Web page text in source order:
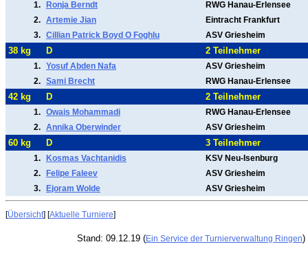
1. Ronja Berndt
RWG Hanau-Erlensee
2. Artemie Jian
Eintracht Frankfurt
3. Cillian Patrick Boyd O Foghlu ASV Griesheim
38 kg D 2 Teilnehmer
1. Yosuf Abden Nafa
ASV Griesheim
2. Sami Brecht RWG Hanau-Erlensee
42 kg D 2 Teilnehmer
1. Owais Mohammadi
RWG Hanau-Erlensee
2. Annika Oberwinder ASV Griesheim
60 kg D 3 Teilnehmer
1. Kosmas Vachtanidis
KSV Neu-Isenburg
2.
Felipe Faleev
ASV Griesheim
3.
Ejoram Wolde ASV Griesheim
[Übersicht] [Aktuelle Turniere]
Stand: 09.12.19 (Ein Service der Turnierverwaltung Ringen)